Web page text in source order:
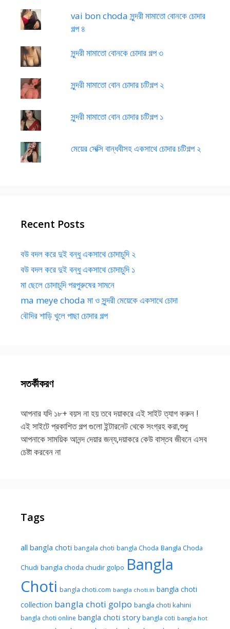
vai bon choda সুন্দরী মামাতো বোনকে চোদার
গল্প ৪
সুন্দরী মামাতো বোনকে চোদার গল্প ৩
সুন্দরী মামাতো বোন চোদার চটিগল্প ২
সুন্দরী মামাতো বোন চোদার চটিগল্প ১
মেয়ের সেক্সি বান্ধবীসহ একসাথে চোদার চটিগল্প ২
Recent Posts
বউ বদল করে দুই বন্ধু একসাথে চোদাচুদি ২
বউ বদল করে দুই বন্ধু একসাথে চোদাচুদি ১
মা ছেলে চোদাচুদি পরপুরুষের সামনে
ma meye choda মা ও সুন্দরী মেয়েকে একসাথে চোদা
বৌদির শাড়ি খুলে পাছা চোদার গল্প
সতর্কীকরণ
আপনার যদি ১৮+ বয়স না হয় তবে দয়াকরে এই সাইট ত্যাগ করুন !
এই সাইটে প্রকাশিত গল্প গুলো ইন্টারনেট থেকে সংগ্রহ করা,শুধু
আপনাকে সাময়িক আনন্দ দেয়ার জন্য,দয়াকরে কেউ বাস্তব জীবনে এসব
চেষ্টা করবেন না
Tags
all bangla choti bangala choti bangla Choda Bangla Choda
Chudi bangla choda chudir golpo Bangla
Choti bangla choti.com bangla choti.in bangla choti
collection bangla choti golpo bangla choti kahini
bangla choti online bangla choti story bangla coti bangla hot